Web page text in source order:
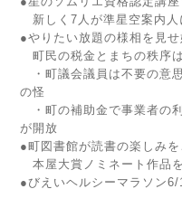
新しく7人が準星空案内人
●やりたい放題の様相を見
町民の税金とまちの秩序
・町議会議員は不要の意
の怪
・町の補助金で事業者の
が開放
●町図書館が読書の楽しみを
本屋大賞ノミネート作品
●びえいヘルシーマラソ